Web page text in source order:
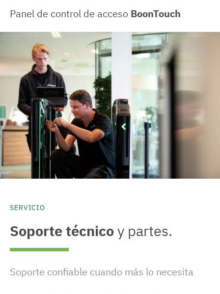
Panel de control de acceso BoonTouch
SERVICIO
Soporte técnicoy partes.
Soporte confiable cuando más lo necesita